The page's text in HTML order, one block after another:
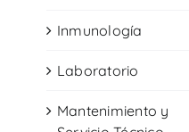
Inmunología
Laboratorio
Mantenimiento y